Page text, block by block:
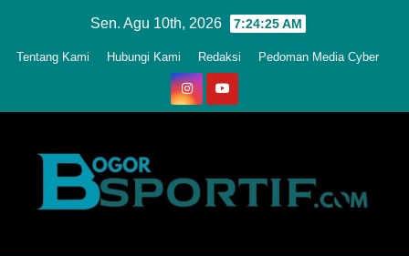
Sen. Agu 10th, 2026 7:24:28 AM
Tentang Kami Hubungi Kami Redaksi Pedoman Media Cyber